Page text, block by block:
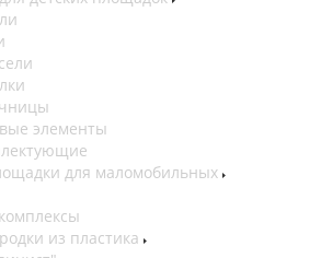
элементы
для маломобильных
из пластика